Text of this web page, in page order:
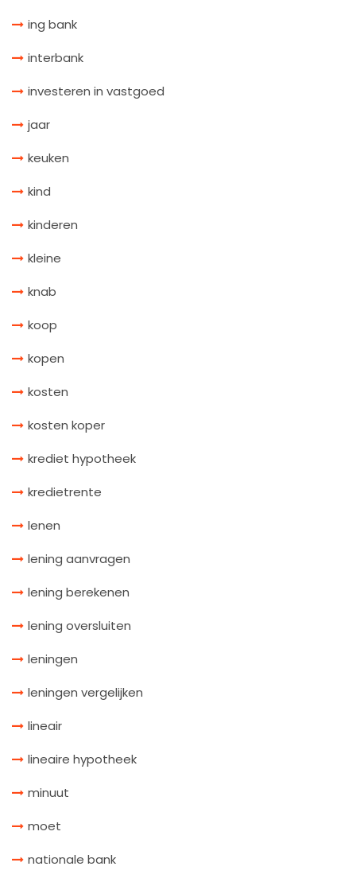
ing bank
interbank
investeren in vastgoed
jaar
keuken
kind
kinderen
kleine
knab
koop
kopen
kosten
kosten koper
krediet hypotheek
kredietrente
lenen
lening aanvragen
lening berekenen
lening oversluiten
leningen
leningen vergelijken
lineair
lineaire hypotheek
minuut
moet
nationale bank